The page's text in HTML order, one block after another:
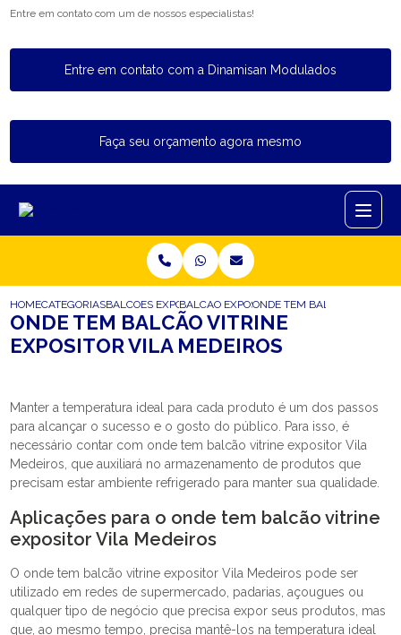
Entre em contato com um de nossos especialistas!
Entre em contato com a Dinamisan Modulados
Faça seu orçamento agora mesmo
HOMECATEGORIASBALCOES EXPOSITORESBALCAO EXPOSITOR REFRIGERADO
ONDE TEM BALCAO VITRINE
ONDE TEM BALCÃO VITRINE
EXPOSITOR VILA MEDEIROS
Manter a temperatura ideal para cada produto é um dos passos
para alcançar o sucesso e o gosto do público. Para isso, é
necessário contar com onde tem balcão vitrine expositor Vila
Medeiros, que auxiliará no armazenamento de produtos que
precisam estar ambiente refrigerado para manter sua qualidade.
Aplicações para o onde tem balcão vitrine
expositor Vila Medeiros
O onde tem balcão vitrine expositor Vila Medeiros pode ser
utilizado em redes de supermercado, padarias, açougues ou
qualquer tipo de negócio que precisa expor seus produtos, mas
que, ao mesmo tempo, precisa mantê-los na temperatura ideal